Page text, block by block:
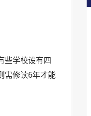
些学校设有四
需修读6年才能